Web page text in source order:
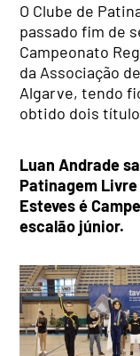
O Clube de
passado fim de
Campeonato
da Associação
Algarve, tendo
obtido dois
Luan Andrade
Patinagem
Esteves é
escalão júnior.